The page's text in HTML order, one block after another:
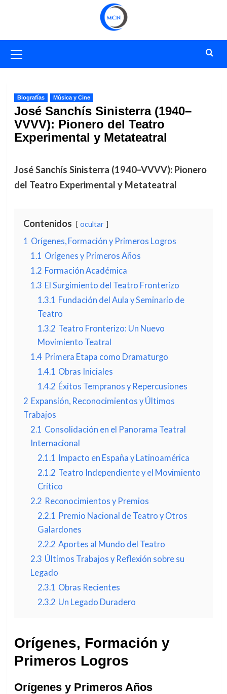
primario
Biografías Música y Cine
José Sanchís Sinisterra (1940–
VVVV): Pionero del Teatro
Experimental y Metateatral
José Sanchís Sinisterra (1940–VVVV): Pionero
del Teatro Experimental y Metateatral
Contenidos ocultar
1 Orígenes, Formación y Primeros Logros
1.1 Orígenes y Primeros Años
1.2 Formación Académica
1.3 El Surgimiento del Teatro Fronterizo
1.3.1 Fundación del Aula y Seminario de
Teatro
1.3.2 Teatro Fronterizo: Un Nuevo
Movimiento Teatral
1.4 Primera Etapa como Dramaturgo
1.4.1 Obras Iniciales
1.4.2 Éxitos Tempranos y Repercusiones
2 Expansión, Reconocimientos y Últimos
Trabajos
2.1 Consolidación en el Panorama Teatral
Internacional
2.1.1 Impacto en España y Latinoamérica
2.1.2 Teatro Independiente y el Movimiento
Crítico
2.2 Reconocimientos y Premios
2.2.1 Premio Nacional de Teatro y Otros
Galardones
2.2.2 Aportes al Mundo del Teatro
2.3 Últimos Trabajos y Reflexión sobre su
Legado
2.3.1 Obras Recientes
2.3.2 Un Legado Duradero
Orígenes, Formación y
Primeros Logros
Orígenes y Primeros Años